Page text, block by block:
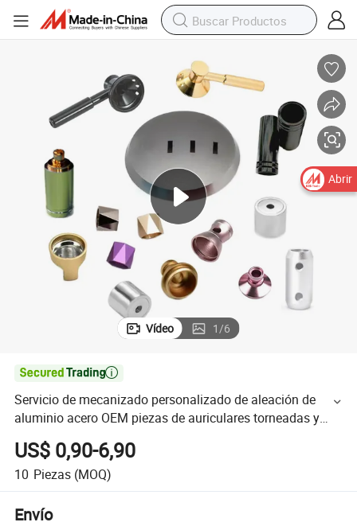
Vídeo 1/6

Servicio de mecanizado personalizado de aleación de
aluminio acero OEM piezas de auriculares torneadas y
fresadas
US$ 0,90-6,90
10 Piezas (MOQ)
Envío
Abrir